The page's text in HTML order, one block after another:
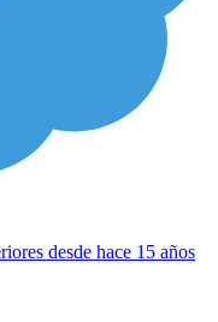
desde hace 15 años